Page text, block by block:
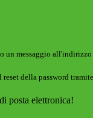
un messaggio
della password
posta elettronica!